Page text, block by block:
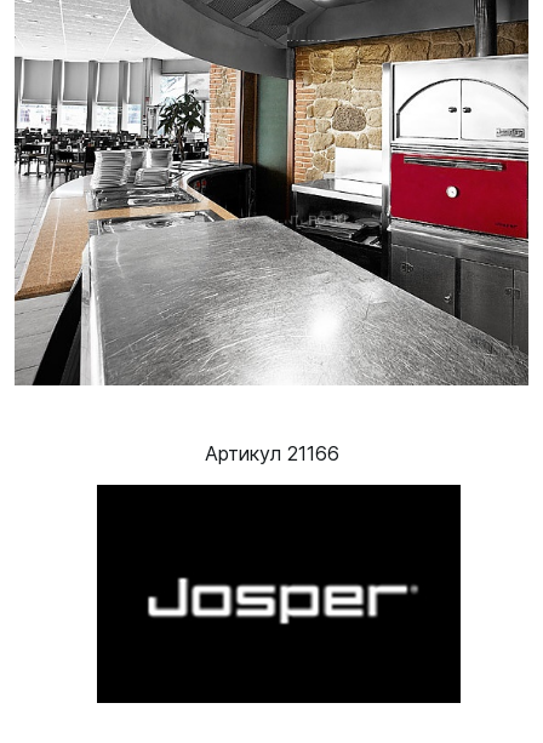
Артикул 21166